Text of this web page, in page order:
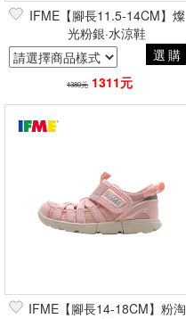
IFME【腳長11.5-14CM】燦
光粉銀·水涼鞋
選購
1380元 1311元
IFME【腳長14-18CM】粉淘